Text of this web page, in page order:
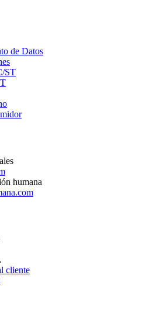
de Datos
in
ST
new
window
in
Opens
humana
cliente